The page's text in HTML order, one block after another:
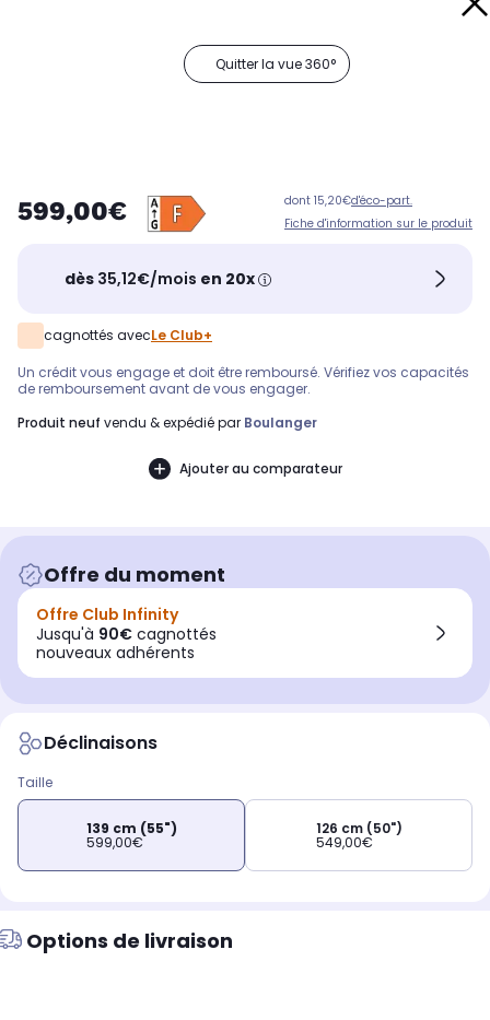
Quitter la vue 360°
599,00€ dont 15,20€d'éco-part.
Fiche d'information sur le produit
dès 35,12€/mois en 20x
cagnottés avecLe Club+
Un crédit vous engage et doit être remboursé. Vérifiez vos capacités
de remboursement avant de vous engager.
produit neuf vendu & expédié par Boulanger
Ajouter au comparateur
Offre du moment
Offre Club Infinity
Jusqu'à 90€ cagnottés
nouveaux adhérents
Déclinaisons
Taille
139 cm (55")
599,00€
126 cm (50")
549,00€
Options de livraison